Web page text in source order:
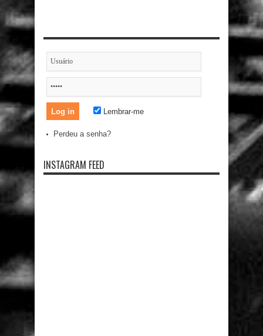
Lembrar-me
Perdeu a senha?
INSTAGRAM FEED